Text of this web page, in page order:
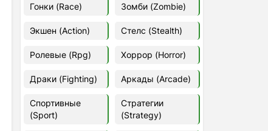
Euro Truck Simulator 2 v.1.60.1.7s
[Папка игры] (2012)
37,77 Гб
Forza Horizon 5 v.688.044
[Папка игры] (2021)
2021
Гонки (Race) Зомби (Zombie)
Экшен (Action) Стелс (Stealth)
Ролевые (Rpg) Хоррор (Horror)
Драки (Fighting) Аркады (Arcade)
Спортивные
(Sport)
Стратегии
(Strategy)